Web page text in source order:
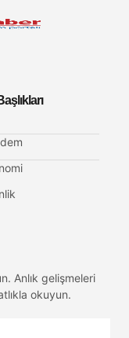
Anlık gelişmeleri
okuyun.